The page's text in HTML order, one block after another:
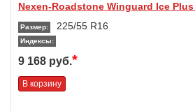
Nexen-Roadstone Winguard Ice Plus
Размер: 225/55 R16
Индексы:
9 168 руб.*
В корзину